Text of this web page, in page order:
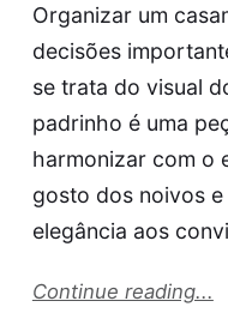
Organizar um
decisões
se trata do visual
padrinho é uma
harmonizar com o
gosto dos noivos
elegância aos
Continue reading...